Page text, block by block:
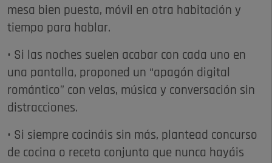
mesa bien puesta, móvil en otra habitación y
tiempo para hablar.
• Si las noches suelen acabar con cada uno en
una pantalla, proponed un “apagón digital
romántico” con velas, música y conversación sin
distracciones.
• Si siempre cocináis sin más, plantead concurso
de cocina o receta conjunta que nunca hayáis